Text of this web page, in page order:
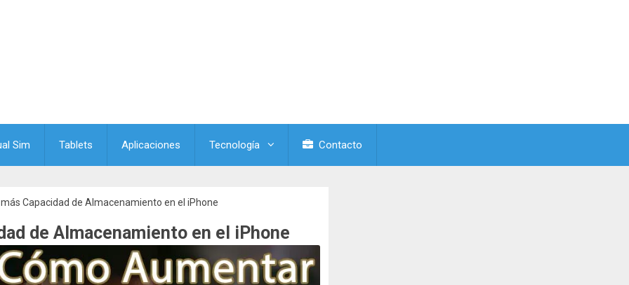
Sim Tablets Aplicaciones Tecnología Contacto
Capacidad de Almacenamiento en el iPhone
de Almacenamiento en el iPhone